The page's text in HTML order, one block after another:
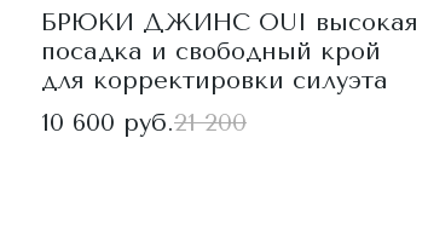
БРЮКИ ДЖИНС OUI высокая
посадка и свободный крой
для корректировки силуэта
10 600 руб.21 200